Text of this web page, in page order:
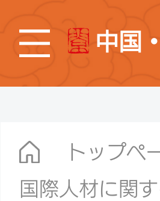
中国
トップペ
国際人材に関